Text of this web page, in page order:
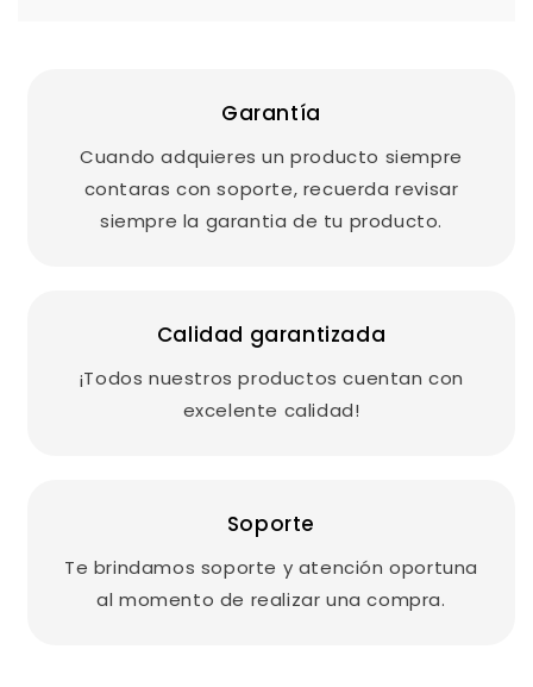
Garantía
Cuando adquieres un producto siempre
contaras con soporte, recuerda revisar
siempre la garantia de tu producto.
Calidad garantizada
¡Todos nuestros productos cuentan con
excelente calidad!
Soporte
Te brindamos soporte y atención oportuna
al momento de realizar una compra.